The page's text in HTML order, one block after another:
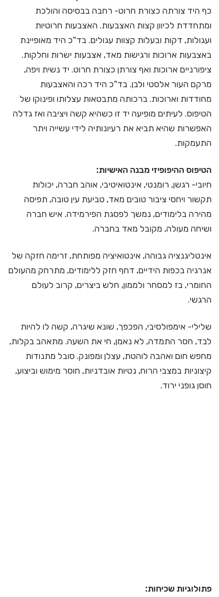
כף היד צורתה כצורת חרוט- רחבה בבסיסה והולכת
ומתחדדת לכיוון קצות האצבעות. האצבעות חרוטיות
ועגולות, דקות ובעלות קצוות עגולים. בד"כ היד מאופיינת
באצבעות ארוכות ורגישות מאד, אצבעות ישרות וחלקות.
ציפורניים ארוכות ואף צורתן כצורת חרוט. יד נשית ויפה,
מרקם העור אלסטי ולבן. בד"כ היד רכה והאצבעות
מחודדות וארוכות. ברכותה מתבטאות עצלותו ופינוקו של
הטיפוס. לעיתים מופיעה יד זו כשהיא קשה ויציבה ואז גדלה
האפשרות שהיא תביא את רעיונותיה לידי עשייה ויתר
התעמקות.
הטיפוס ההיפופיזי מבנה האישיות:
חיובי- רגשן, רומנטי, אינטואיטיבי, אוהב חברה, יכולות
תקשור ויחסי ציבור טובים מאד, טביעת עין טובה, תפיסה
מהירה בלימודים, נמשך לפסגת הפירמידה. איש חברה
ושיחה מעולה, מקובל מאד בחברה.
אינטליגנציה גבוהה, אינטואיציה מפותחת, זרימה חזקה של
אנרגיה בכפות הידיים, דחף חזק ללימודים, מתרחק מהעולם
החומרי, בז למסחר ולממון, חלש ביצרים, קרוב לעולם
הרגשי.
שלילי- אימפולסיבי, הפכפך, שונא שיגרה, קשה לו להיות
לבד, חסר התמדה, לא נאמן, חי את השעה. מתאהב בקלות,
מחפש חום ואהבה לוהטת, עצלן ומפונק. סובל מתנודות
קיצוניות במצבי הרוח, נטיות אובדניות, חוסר מימוש וביצוע,
חוסן גופני ירוד.
פתולוגיות שכיחות: